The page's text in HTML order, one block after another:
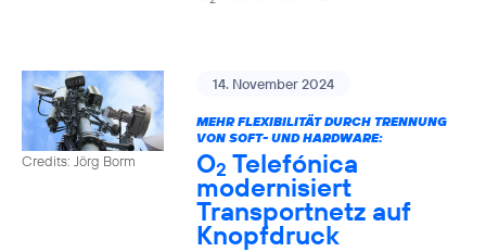
Credits: Jörg Borm
14. November 2024
MEHR FLEXIBILITÄT DURCH TRENNUNG
VON SOFT- UND HARDWARE:
O2 Telefónica
modernisiert
Transportnetz auf
Knopfdruck